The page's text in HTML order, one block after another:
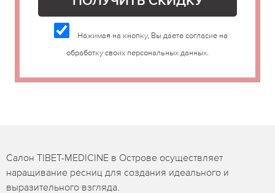
Нажимая на кнопку, Вы даете согласие на
обработку своих персональных данных.
Салон TIBET-MEDICINE в Острове осуществляет
наращивание ресниц для создания идеального и
выразительного взгляда.